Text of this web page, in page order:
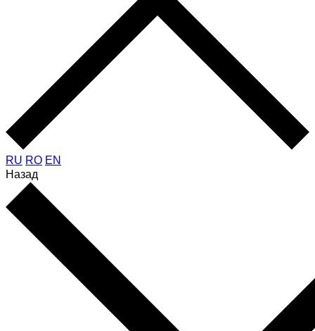
RU RO EN
Назад